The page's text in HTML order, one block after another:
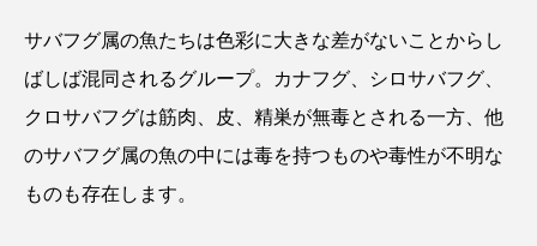
クロスジギンポ クロソイ クロダイ
クロツラヘラサギ クロマグロ グッピー
グラミー
サバフグ属の魚たちは色彩に大きな差がないことからし
ばしば混同されるグループ。カナフグ、シロサバフグ、
クロサバフグは筋肉、皮、精巣が無毒とされる一方、他
のサバフグ属の魚の中には毒を持つものや毒性が不明な
ものも存在します。